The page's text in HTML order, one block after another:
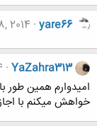
yare66
2014
YaZahra313
اميدوارم همين طور
خواهش ميکنم با